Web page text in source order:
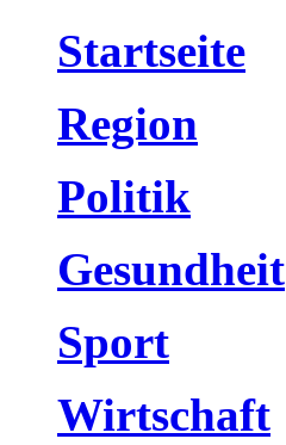
Startseite
Region
Politik
Gesundheit
Sport
Wirtschaft